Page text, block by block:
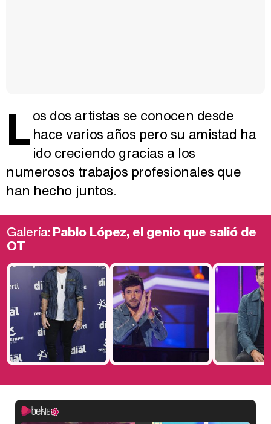
Los dos artistas se conocen desde
hace varios años pero su amistad ha
ido creciendo gracias a los
numerosos trabajos profesionales que
han hecho juntos.
Galería:Pablo López, el genio que salió de
OT